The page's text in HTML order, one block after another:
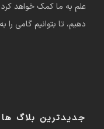
علم به ما کمک خواهد کرد
دهیم، تا بتوانیم گامی
جدیدترین بلاگ ها